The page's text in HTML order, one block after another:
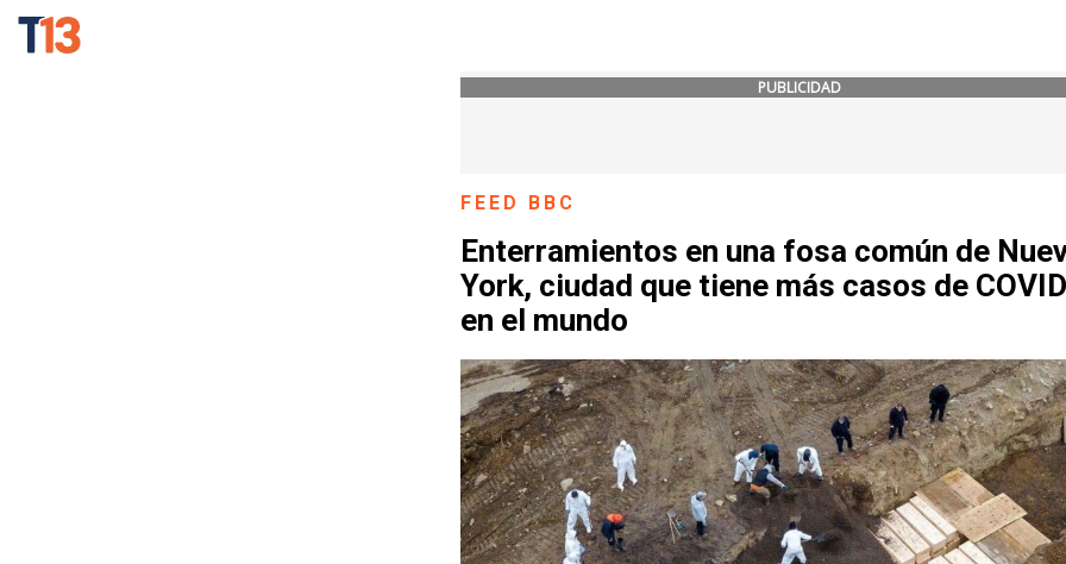
PUBLICIDAD
FEED BBC
Enterramientos en una fosa común de
York, ciudad que tiene más casos de
en el mundo